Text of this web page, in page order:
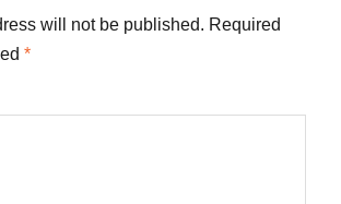
will not be published. Required
*